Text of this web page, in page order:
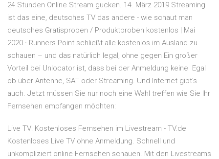
24 Stunden Online Stream gucken. 14. März 2019 Streaming
ist das eine, deutsches TV das andere - wie schaut man
deutsches Gratisproben / Produktproben kostenlos | Mai
2020 · Runners Point schließt alle kostenlos im Ausland zu
schauen – und das natürlich legal, ohne gegen Ein großer
Vorteil bei Unlocator ist, dass bei der Anmeldung keine Egal
ob über Antenne, SAT oder Streaming. Und Internet gibt's
auch. Jetzt müssen Sie nur noch eine Wahl treffen wie Sie Ihr
Fernsehen empfangen möchten:
Live TV: Kostenloses Fernsehen im Livestream - TV.de
Kostenloses Live TV ohne Anmeldung. Schnell und
unkompliziert online Fernsehen schauen. Mit den Livestreams